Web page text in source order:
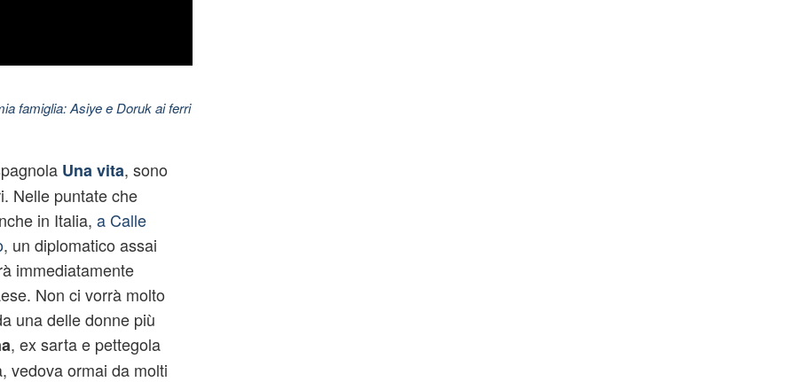
famiglia: Asiye e Doruk ai ferri
Una vita, sono
Nelle puntate che
in Italia, a Calle
, un diplomatico assai
immediatamente
Non ci vorrà molto
una delle donne più
, ex sarta e pettegola
vedova ormai da molti